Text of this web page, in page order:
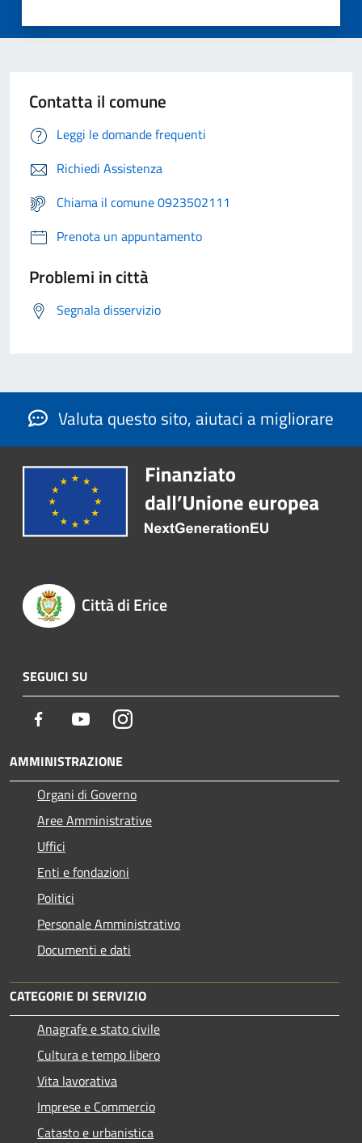
Contatta il comune
Leggi le domande frequenti
Richiedi Assistenza
Chiama il comune 0923502111
Prenota un appuntamento
Problemi in città
Segnala disservizio
Valuta questo sito, aiutaci a migliorare
Città di Erice
SEGUICI SU
Facebook YoutubeInstagram
AMMINISTRAZIONE
Organi di Governo
Aree Amministrative
Uffici
Enti e fondazioni
Politici
Personale Amministrativo
Documenti e dati
CATEGORIE DI SERVIZIO
Anagrafe e stato civile
Cultura e tempo libero
Vita lavorativa
Imprese e Commercio
Catasto e urbanistica